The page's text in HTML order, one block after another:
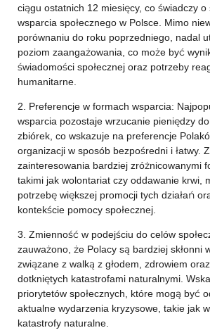
ciągu ostatnich 12 miesięcy, co świadczy o
wsparcia społecznego w Polsce. Mimo
porównaniu do roku poprzedniego, nadal
poziom zaangażowania, co może być
świadomości społecznej oraz potrzeby
humanitarne.
2. Preferencje w formach wsparcia:
wsparcia pozostaje wrzucanie pieniędzy
zbiórek, co wskazuje na preferencje
organizacji w sposób bezpośredni i łatwy.
zainteresowania bardziej zróżnicowanymi
takimi jak wolontariat czy oddawanie krwi,
potrzebę większej promocji tych działań
kontekście pomocy społecznej.
3. Zmienność w podejściu do celów
zauważono, że Polacy są bardziej skłonni
związane z walką z głodem, zdrowiem
dotkniętych katastrofami naturalnymi.
priorytetów społecznych, które mogą być
aktualne wydarzenia kryzysowe, takie jak
katastrofy naturalne.